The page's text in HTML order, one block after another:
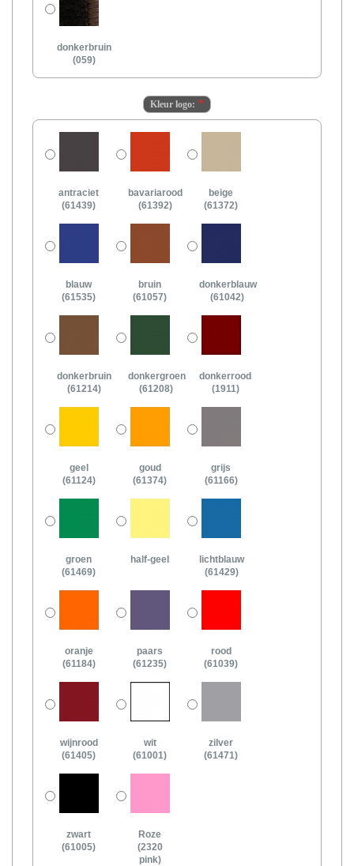
donkerbruin
(059)
Kleur logo:
antraciet
(61439)
bavariarood
(61392)
beige
(61372)
blauw
(61535)
bruin
(61057)
donkerblauw
(61042)
donkerbruin
(61214)
donkergroen
(61208)
donkerrood
(1911)
geel
(61124)
goud
(61374)
grijs
(61166)
groen
(61469)
half-geel
lichtblauw
(61429)
oranje
(61184)
paars
(61235)
rood
(61039)
wijnrood
(61405)
wit
(61001)
zilver
(61471)
zwart
(61005)
Roze
(2320
pink)